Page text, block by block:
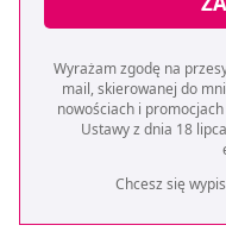
Wyrażam zgodę na
mail, skierowanej do
nowościach i
Ustawy z dnia 18
Chcesz się